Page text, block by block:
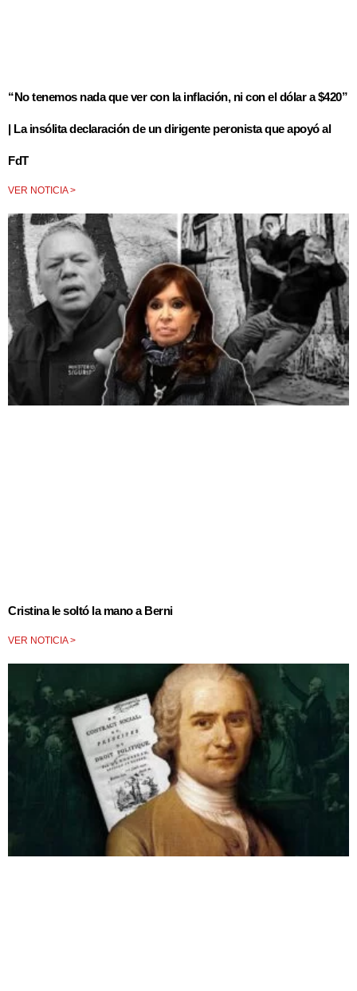
“No tenemos nada que ver con la inflación, ni con el dólar a $420”
| La insólita declaración de un dirigente peronista que apoyó al
FdT
VER NOTICIA >
Cristina le soltó la mano a Berni
VER NOTICIA >